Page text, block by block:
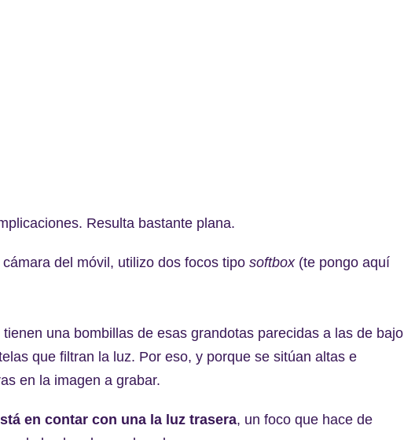
Resulta bastante plana.
del móvil, utilizo dos focos tipo softbox(te pongo aquí
una bombillas de esas grandotas parecidas a las de bajo
que filtran la luz. Por eso, y porque se sitúan altas e
en la imagen a grabar.
en contar con una la luz trasera, un foco que hace de